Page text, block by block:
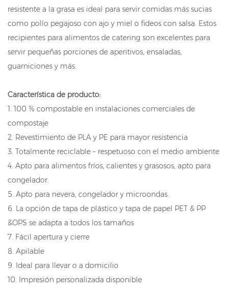
resistente a la grasa es ideal para servir comidas más sucias
como pollo pegajoso con ajo y miel o fideos con salsa. Estos
recipientes para alimentos de catering son excelentes para
servir pequeñas porciones de aperitivos, ensaladas,
guarniciones y más.
Característica de producto:
1. 100 % compostable en instalaciones comerciales de
compostaje
2. Revestimiento de PLA y PE para mayor resistencia
3. Totalmente reciclable – respetuoso con el medio ambiente
4. Apto para alimentos fríos, calientes y grasosos, apto para
congelador.
5. Apto para nevera, congelador y microondas.
6. La opción de tapa de plástico y tapa de papel PET & PP
&OPS se adapta a todos los tamaños
7. Fácil apertura y cierre
8. Apilable
9. Ideal para llevar o a domicilio
10. Impresión personalizada disponible